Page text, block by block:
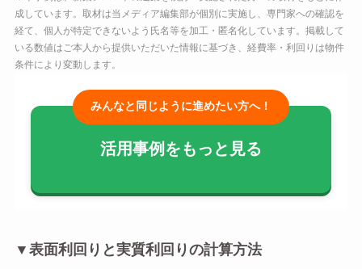
成しています。取材は当メディア編集部が個別に実施し、専門家への確認を
経て、個人が特定できないよう氏名等を加工・匿名化しています。掲載して
いる数値はご本人から提供いただいた情報に基づき、経費率・利回りは物件
条件により変動します。
みんなと同じように進めたい方へ！
活用事例をもっと見る
▼表面利回りと実質利回りの計算方法